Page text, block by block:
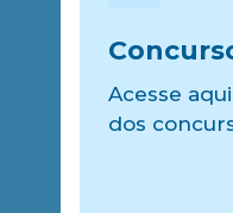
Acesse
dos